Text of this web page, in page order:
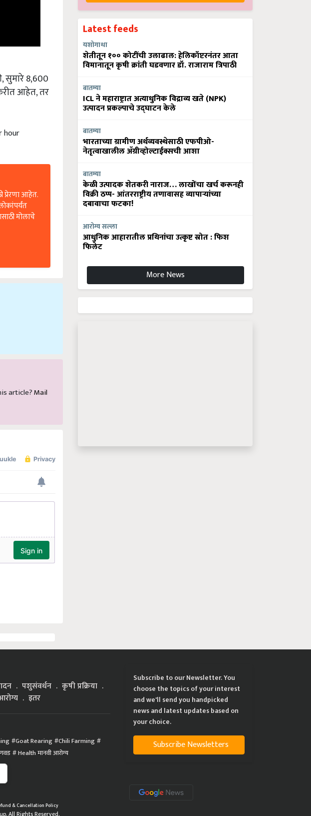
सुमारे 8,600
आहेत, तर
hour
प्रेरणा आहेत.
मोलाचे
article?Mail
Latest feeds
यशोगाथा
शेतीतून १०० कोटींची उलाढाल: हेलिकॉप्टरनंतर आता
विमानातून कृषी क्रांती घडवणार डॉ. राजाराम त्रिपाठी
बातम्या
ICL ने महाराष्ट्रात अत्याधुनिक विद्राव्य खते (NPK)
उत्पादन प्रकल्पाचे उद्घाटन केले
बातम्या
भारताच्या ग्रामीण अर्थव्यवस्थेसाठी एफपीओ-
नेतृत्वाखालील अ‍ॅग्रीव्होल्टाईक्सची आशा
बातम्या
केळी उत्पादक शेतकरी नाराज… लाखोंचा खर्च करूनही
विक्री ठप्प- आंतरराष्ट्रीय तणावासह व्यापाऱ्यांच्या
दबावाचा फटका!
आरोग्य सल्ला
आधुनिक आहारातील प्रथिनांचा उत्कृष्ट स्रोत : फिश
फिलेट
More News
पशुसंवर्धन
कृषी प्रक्रिया
इतर
Goat Rearing Chili Farming
Health मानवी आरोग्य
Subscribe to our Newsletter. You
choose the topics of your interest
and we'll send you handpicked
news and latest updates based on
your choice.
Subscribe Newsletters
& Cancellation Policy